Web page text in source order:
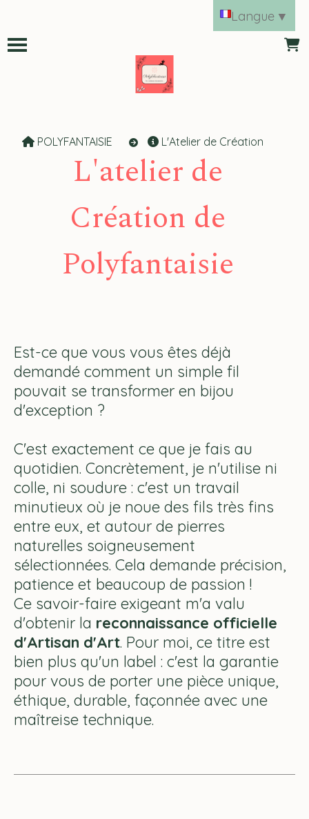
POLYFANTAISIE L'Atelier de Création
L'atelier de
Création de
Polyfantaisie
Est-ce que vous vous êtes déjà
demandé comment un simple fil
pouvait se transformer en bijou
d'exception ?
C'est exactement ce que je fais au
quotidien. Concrètement, je n'utilise ni
colle, ni soudure : c'est un travail
minutieux où je noue des fils très fins
entre eux, et autour de pierres
naturelles soigneusement
sélectionnées. Cela demande précision,
patience et beaucoup de passion !
Ce savoir-faire exigeant m'a valu
d'obtenir la reconnaissance officielle
d'Artisan d'Art. Pour moi, ce titre est
bien plus qu'un label : c'est la garantie
pour vous de porter une pièce unique,
éthique, durable, façonnée avec une
maîtreise technique.
Langue ▼